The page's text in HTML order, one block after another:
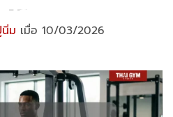
นิ่ม เมื่อ 10/03/2026